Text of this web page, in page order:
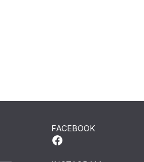
FACEBOOK